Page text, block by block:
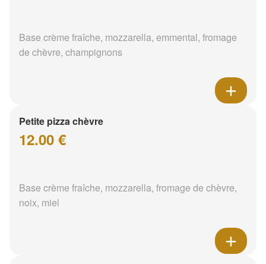
Base crème fraîche, mozzarella, emmental, fromage
de chèvre, champignons
Petite pizza chèvre
12.00 €
Base crème fraîche, mozzarella, fromage de chèvre,
noix, miel